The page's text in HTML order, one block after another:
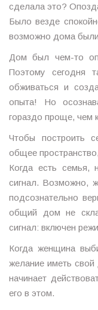
сделала это?
Было везде
возможно дома
Дом был чем-то
Поэтому сегодня
обживаться и
опыта! Но
гораздо проще, чем
Чтобы построить
общее
Когда есть семья,
сигнал. Возможно,
подсознательно
общий дом не
сигнал: включен
Когда женщина
желание иметь
начинает
его в этом.